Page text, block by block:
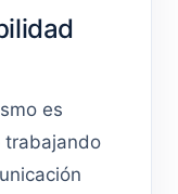
es
trabajando